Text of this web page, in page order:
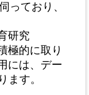
っており、
研究
極的に取り
には、デー
ます。